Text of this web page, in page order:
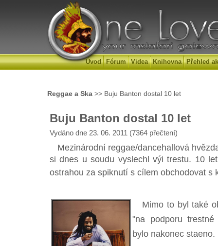
Úvod Fórum Videa Knihovna Přehled
Reggae a Ska >> Buju Banton dostal 10 let
Buju Banton dostal 10 let
Vydáno dne 23. 06. 2011 (7364 přečtení)
Mezinárodní reggae/dancehallová
si dnes u soudu vyslechl výi trestu. 10
ostrahou za spiknutí s cílem obchodovat s
Mimo to byl také
"na podporu trestné
bylo nakonec staeno.